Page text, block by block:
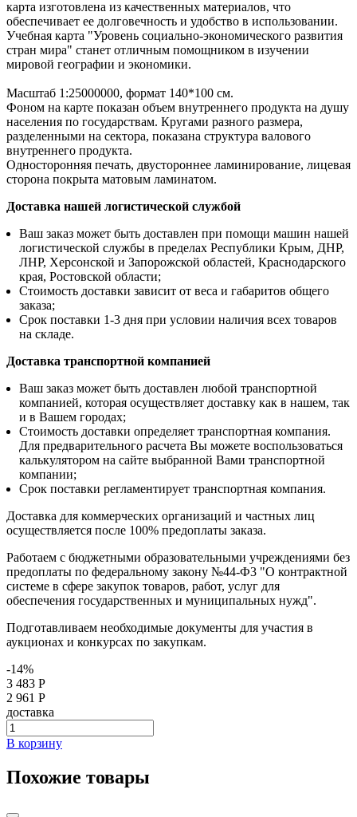
карта изготовлена из качественных материалов, что
обеспечивает ее долговечность и удобство в использовании.
Учебная карта "Уровень социально-экономического развития
стран мира" станет отличным помощником в изучении
мировой географии и экономики.
Масштаб 1:25000000, формат 140*100 см.
Фоном на карте показан объем внутреннего продукта на душу
населения по государствам. Кругами разного размера,
разделенными на сектора, показана структура валового
внутреннего продукта.
Односторонняя печать, двустороннее ламинирование, лицевая
сторона покрыта матовым ламинатом.
Доставка нашей логистической службой
Ваш заказ может быть доставлен при помощи машин нашей
логистической службы в пределах Республики Крым, ДНР,
ЛНР, Херсонской и Запорожской областей, Краснодарского
края, Ростовской области;
Стоимость доставки зависит от веса и габаритов общего
заказа;
Срок поставки 1-3 дня при условии наличия всех товаров
на складе.
Доставка транспортной компанией
Ваш заказ может быть доставлен любой транспортной
компанией, которая осуществляет доставку как в нашем, так
и в Вашем городах;
Стоимость доставки определяет транспортная компания.
Для предварительного расчета Вы можете воспользоваться
калькулятором на сайте выбранной Вами транспортной
компании;
Срок поставки регламентирует транспортная компания.
Доставка для коммерческих организаций и частных лиц
осуществляется после 100% предоплаты заказа.
Работаем с бюджетными образовательными учреждениями без
предоплаты по федеральному закону №44-Ф3 "О контрактной
системе в сфере закупок товаров, работ, услуг для
обеспечения государственных и муниципальных нужд".
Подготавливаем необходимые документы для участия в
аукционах и конкурсах по закупкам.
-14%
3 483 Р
2 961 Р
доставка
В корзину
Похожие товары